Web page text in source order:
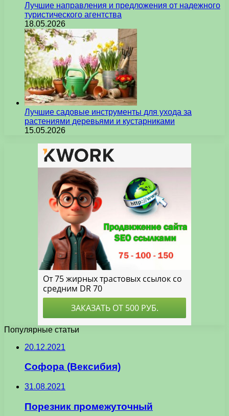
Лучшие направления и предложения от надежного
туристического агентства
18.05.2026
Лучшие садовые инструменты для ухода за
растениями деревьями и кустарниками
15.05.2026
Популярные статьи
20.12.2021
Софора (Вексибия)
31.08.2021
Порезник промежуточный